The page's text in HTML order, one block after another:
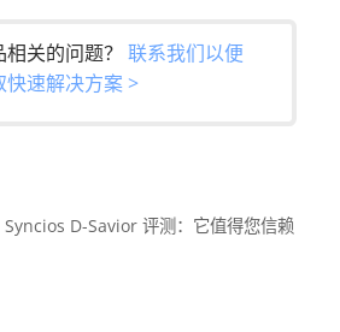
相关的问题？ 联系我们以便
快速解决方案 >
Syncios D-Savior 评测：它值得您信赖